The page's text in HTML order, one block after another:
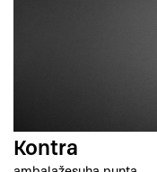
Kontra